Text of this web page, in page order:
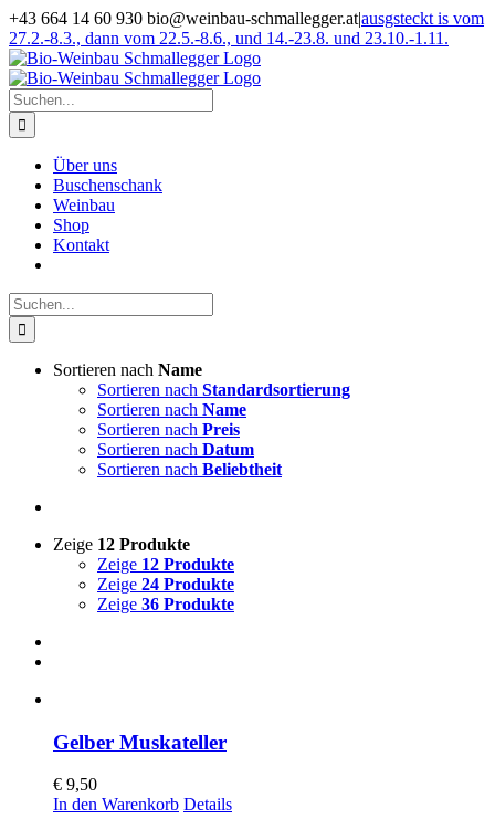
Zum
Inhalt
springen
+43 664 14 60 930 bio@weinbau-schmallegger.at|ausgsteckt is vom
27.2.-8.3., dann vom 22.5.-8.6., und 14.-23.8. und 23.10.-1.11.
Facebook
Instagram
Suche
nach:
Über uns
Buschenschank
Weinbau
Shop
Kontakt
Suche
nach:
Sortieren nach Name
Sortieren nach Standardsortierung
Sortieren nach Name
Sortieren nach Preis
Sortieren nach Datum
Sortieren nach Beliebtheit
Zeige 12 Produkte
Zeige 12 Produkte
Zeige 24 Produkte
Zeige 36 Produkte
Gelber Muskateller
€ 9,50
In den Warenkorb Details